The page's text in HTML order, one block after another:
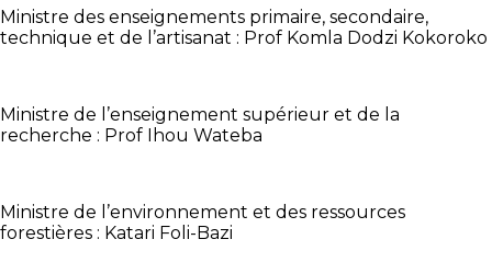
Ministre des enseignements primaire, secondaire,
technique et de l’artisanat : Prof Komla Dodzi Kokoroko
Ministre de l’enseignement supérieur et de la
recherche : Prof Ihou Wateba
Ministre de l’environnement et des ressources
forestières : Katari Foli-Bazi